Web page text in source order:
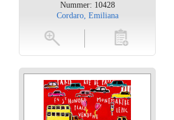
Nummer: 10428
Cordaro, Emiliana
toevoegen